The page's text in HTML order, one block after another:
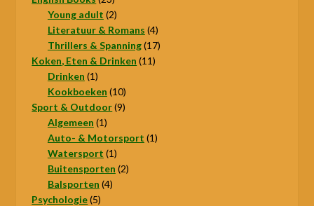
producten
Young adult 22
producten
Literatuur & Romans 44
producten
Thrillers & Spanning 1717
Koken, Eten & Drinken 1111
Drinken 11
product
Kookboeken 1010
producten
Sport & Outdoor 99
Algemeen 11
product
Auto- & Motorsport 11
Watersport 11
product
Buitensporten 22
Balsporten 44
Psychologie 55